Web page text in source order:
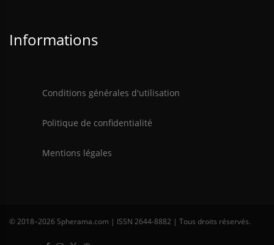
Informations
Conditions générales d'utilisation
Politique de confidentialité
Mentions légales
© 2018–2026 Spherama.com | ISSN 2644-8882 | Tous droits réservés.